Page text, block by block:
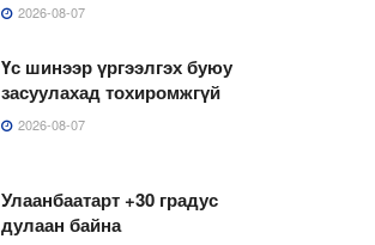
2026-08-07
Үс шинээр үргээлгэх буюу
засуулахад тохиромжгүй
2026-08-07
Улаанбаатарт +30 градус
дулаан байна